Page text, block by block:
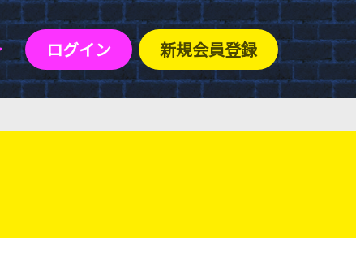
ログイン 新規会員登録